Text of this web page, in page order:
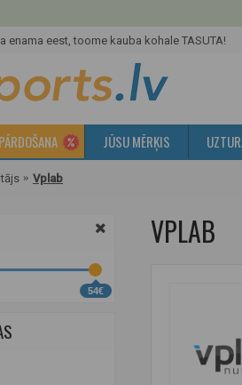
enama eest, toome kauba kohale TASUTA!
JŪSU MĒRĶIS
Vplab
54€
VPLAB